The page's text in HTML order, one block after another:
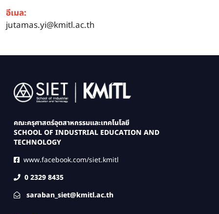
อีเมล:
jutamas.yi@kmitl.ac.th
Image
คณะครุศาสตร์อุตสาหกรรมและเทคโนโลยี
SCHOOL OF INDUSTRIAL EDUCATION AND
TECHNOLOGY
www.facebook.com/siet.kmitl
0 2329 8435
saraban_siet@kmitl.ac.th